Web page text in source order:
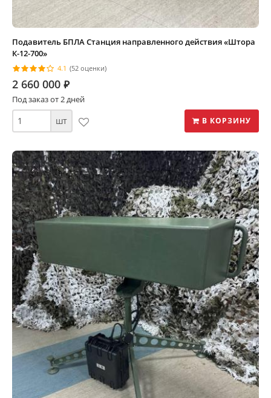
Подавитель БПЛА Станция направленного действия «Штора
К-12-700»
4.1 (52 оценки)
2 660 000 ⃏
Под заказ от 2 дней
шт В КОРЗИНУ